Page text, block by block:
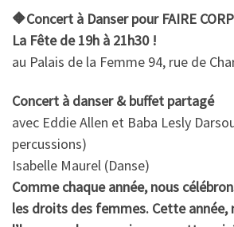
🔶Concert à Danser pour FAIRE
La Fête de 19h à 21h30 !
au Palais de la Femme 94, rue de
Concert à danser & buffet partagé
avec Eddie Allen et Baba Lesly
percussions)
Isabelle Maurel (Danse)
Comme chaque année, nous
les droits des femmes. Cette année,